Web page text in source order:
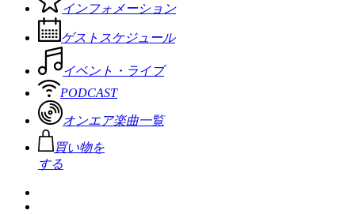
インフォメーション
ゲストスケジュール
イベント・ライブ
PODCAST
オンエア楽曲一覧
買い物を
する